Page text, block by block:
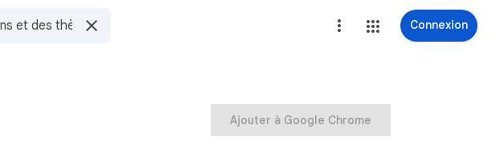
Connexion
Ajouter à Google Chrome